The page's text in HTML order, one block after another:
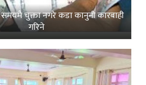
चुक्ता नगरे कडा कानुनी कारबाही
गरिने